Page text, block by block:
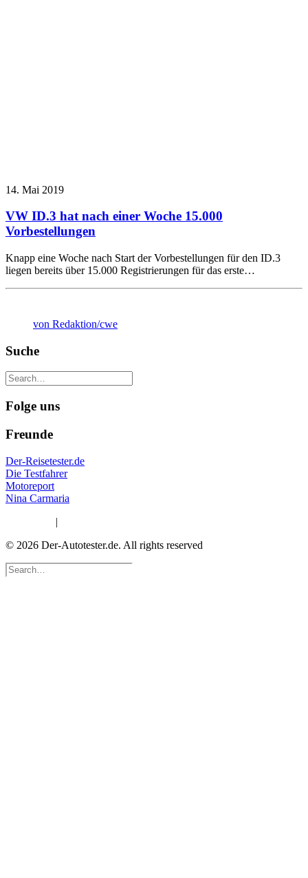
14. Mai 2019
VW ID.3 hat nach einer Woche 15.000
Vorbestellungen
Knapp eine Woche nach Start der Vorbestellungen für den ID.3
liegen bereits über 15.000 Registrierungen für das erste…
von Redaktion/cwe
Suche
Folge uns
Freunde
Der-Reisetester.de
Die Testfahrer
Motoreport
Nina Carmaria
|
© 2026 Der-Autotester.de. All rights reserved